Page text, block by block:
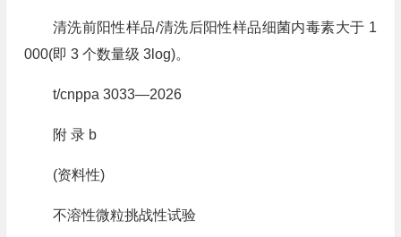
清洗前阳性样品/清洗后阳性样品细菌内毒素大于 1
000(即 3 个数量级 3log)。
t/cnppa 3033—2026
附 录 b
(资料性)
不溶性微粒挑战性试验